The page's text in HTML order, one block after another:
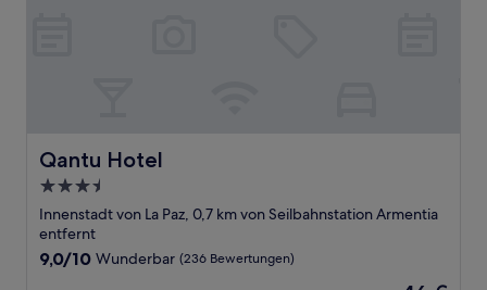
Qantu Hotel
Qantu Hotel
3.5-
Sterne-
Unterkunft
Innenstadt von La Paz, 0,7 km von Seilbahnstation Armentia
entfernt
9.0
9,0/10 Wunderbar (236 Bewertungen)